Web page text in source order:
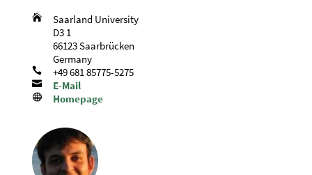

Saarland University
D3 1
66123 Saarbrücken
Germany
 +49 681 85775-5275
 E-Mail
 Homepage